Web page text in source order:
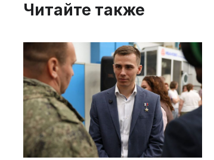
Читайте также